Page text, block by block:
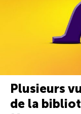
Plusieurs
de la